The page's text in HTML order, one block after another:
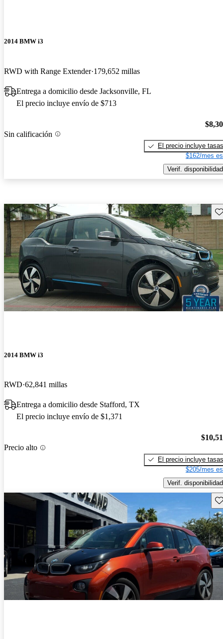
2014 BMW i3
RWD with Range Extender 179,652 millas
Entrega a domicilio desde Jacksonville, FL
El precio incluye envío de $713
Sin calificación
El precio incluye tasas
$162/mes
Verif. disponibilidad
2014 BMW i3
RWD 62,841 millas
Entrega a domicilio desde Stafford, TX
El precio incluye envío de $1,371
Precio alto
El precio incluye tasas
$205/mes
Verif. disponibilidad